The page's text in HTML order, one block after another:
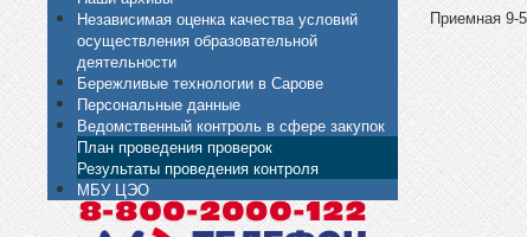
Независимая оценка качества условий
осуществления образовательной
деятельности
Бережливые технологии в Сарове
Персональные данные
Ведомственный контроль в сфере закупок
План проведения проверок
Результаты проведения контроля
МБУ ЦЭО
Приемная 9-